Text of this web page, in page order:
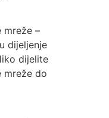
mreže –
dijeljenje
dijelite
mreže do